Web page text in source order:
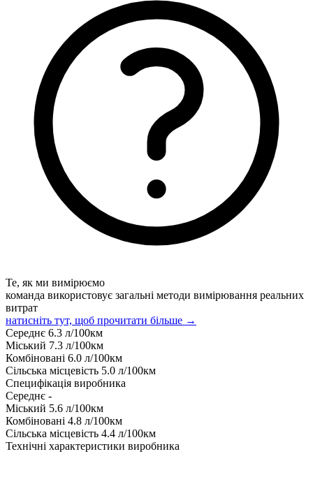
Те, як ми вимірюємо
команда використовує загальні методи вимірювання реальних
витрат
натисніть тут, щоб прочитати більше →
Середнє 6.3 л/100км
Міський 7.3 л/100км
Комбіновані 6.0 л/100км
Сільська місцевість 5.0 л/100км
Специфікація виробника
Середнє -
Міський 5.6 л/100км
Комбіновані 4.8 л/100км
Сільська місцевість 4.4 л/100км
Технічні характеристики виробника